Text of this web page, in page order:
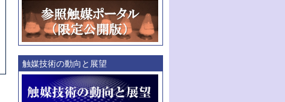
年度
記事種別
マーク：
マークあり
触媒技術の動向と展望